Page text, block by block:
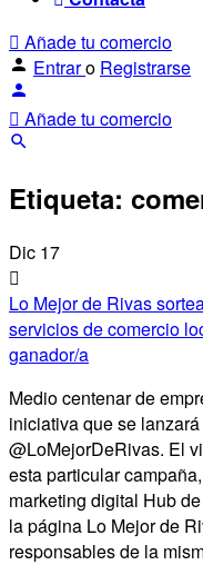
Añade tu comercio
Entraro Registrarse
Añade tu comercio
Etiqueta:
Dic 17
Lo Mejor de Rivas
servicios de comercio
ganador/a
Medio centenar de
iniciativa que se
@LoMejorDeRivas. El
esta particular
marketing digital Hub
la página Lo Mejor de
responsables de la